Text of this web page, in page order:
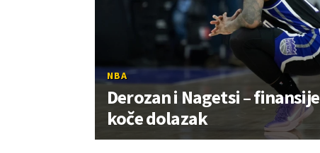
NBA
Derozan i Nagetsi – finansije
koče dolazak